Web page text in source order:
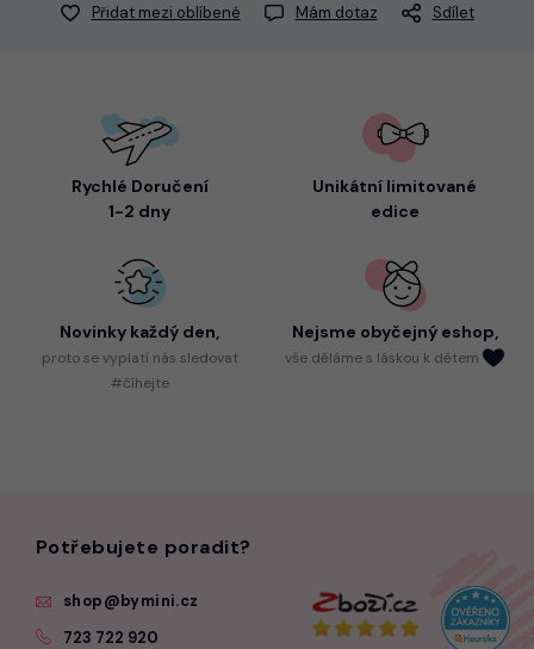
Přidat mezi oblíbené Mám dotaz Sdílet
Rychlé Doručení
1-2 dny
Unikátní limitované
edice
Novinky každý den,
protose vyplatí nás sledovat
#číhejte
Nejsme obyčejný eshop,
vše děláme s láskou k dětem
Potřebujete poradit?
shop@bymini.cz
723 722 920